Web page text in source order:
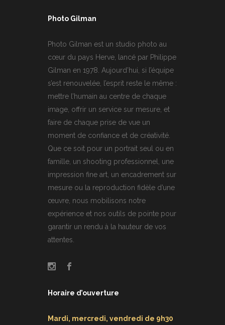
Photo Gilman
Photo Gilman est un studio photo au
cœur du pays Herve, lancé par Philippe
Gilman en 1978. Aujourd’hui, si l’équipe
s’est renouvelée, l’esprit reste le même :
mettre l’humain au centre de chaque
image, offrir un service sur mesure, et
faire de chaque prise de vue un
moment de confiance et de créativité.
Que ce soit pour un portrait seul ou en
famille, un shooting professionnel, une
impression fine art, un encadrement sur
mesure ou la reproduction fidèle d’une
œuvre, nous mobilisons notre
expérience et nos outils de pointe pour
garantir un rendu à la hauteur de vos
attentes.
Horaire d’ouverture
Mardi, mercredi, vendredi de 9h30